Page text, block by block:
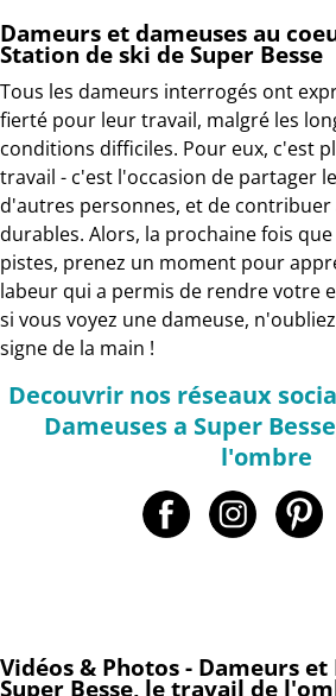
Dameurs et dameuses au
Station de ski de Super Besse
Tous les dameurs interrogés ont
fierté pour leur travail, malgré les
conditions difficiles. Pour eux, c'est
travail - c'est l'occasion de partager
d'autres personnes, et de contribuer
durables. Alors, la prochaine fois
pistes, prenez un moment pour
labeur qui a permis de rendre votre
si vous voyez une dameuse,
signe de la main !
Decouvrir nos réseaux
Dameuses a Super
l'ombre
Vidéos & Photos - Dameurs et
Super Besse, le travail de